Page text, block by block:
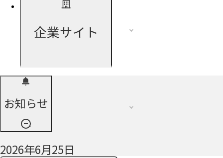
企業サイト
お知らせ
2026年6月25日